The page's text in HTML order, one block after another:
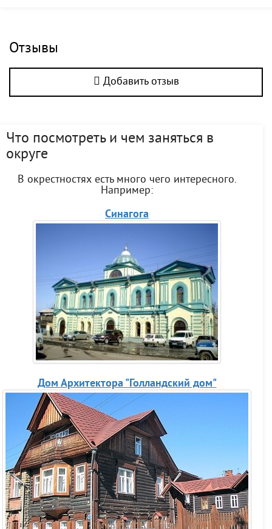
Отзывы
Добавить отзыв
Что посмотреть и чем заняться в
округе
В окрестностях есть много чего интересного.
Например:
Синагога
Дом Архитектора "Голландский дом"